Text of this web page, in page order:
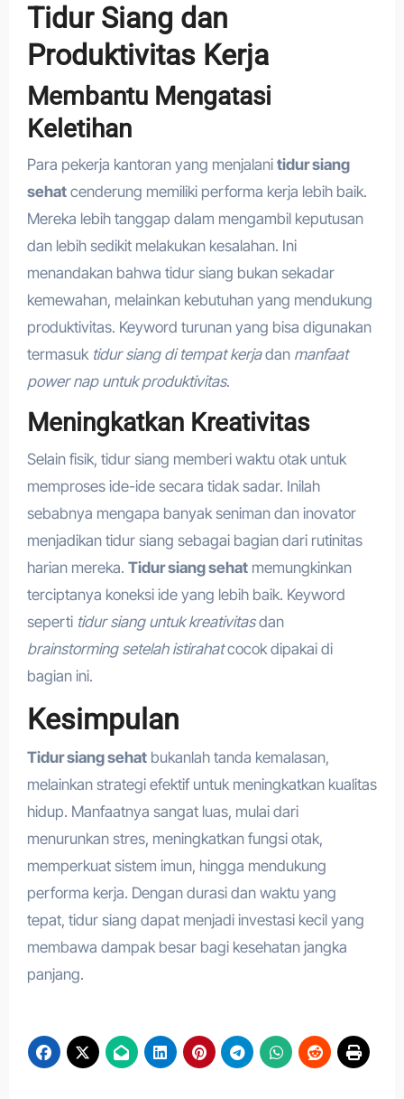
Tidur Siang dan
Produktivitas Kerja
Membantu Mengatasi
Keletihan
Para pekerja kantoran yang menjalani tidur siang
sehatcenderung memiliki performa kerja lebih baik.
Mereka lebih tanggap dalam mengambil keputusan
dan lebih sedikit melakukan kesalahan. Ini
menandakan bahwa tidur siang bukan sekadar
kemewahan, melainkan kebutuhan yang mendukung
produktivitas. Keyword turunan yang bisa digunakan
termasuk tidur siang di tempat kerjadan manfaat
power nap untuk produktivitas.
Meningkatkan Kreativitas
Selain fisik, tidur siang memberi waktu otak untuk
memproses ide-ide secara tidak sadar. Inilah
sebabnya mengapa banyak seniman dan inovator
menjadikan tidur siang sebagai bagian dari rutinitas
harian mereka. Tidur siang sehatmemungkinkan
terciptanya koneksi ide yang lebih baik. Keyword
seperti tidur siang untuk kreativitasdan
brainstorming setelah istirahatcocok dipakai di
bagian ini.
Kesimpulan
Tidur siang sehatbukanlah tanda kemalasan,
melainkan strategi efektif untuk meningkatkan kualitas
hidup. Manfaatnya sangat luas, mulai dari
menurunkan stres, meningkatkan fungsi otak,
memperkuat sistem imun, hingga mendukung
performa kerja. Dengan durasi dan waktu yang
tepat, tidur siang dapat menjadi investasi kecil yang
membawa dampak besar bagi kesehatan jangka
panjang.